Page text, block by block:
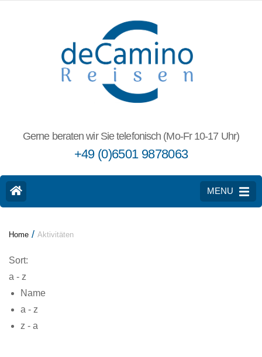
Gerne beraten wir Sie telefonisch (Mo-Fr 10-17 Uhr)
+49 (0)6501 9878063
MENU
Home / Aktivitäten
Sort:
a - z
Name
a - z
z - a